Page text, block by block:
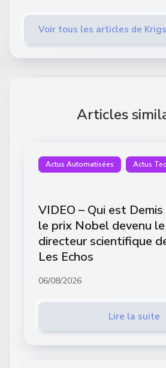
Voir tous les articles de Krigs
Articles
Actus Automatisées Actus
VIDEO – Qui est Demis
le prix Nobel devenu
directeur scientifique
Les Echos
06/08/2026
Lire la suite